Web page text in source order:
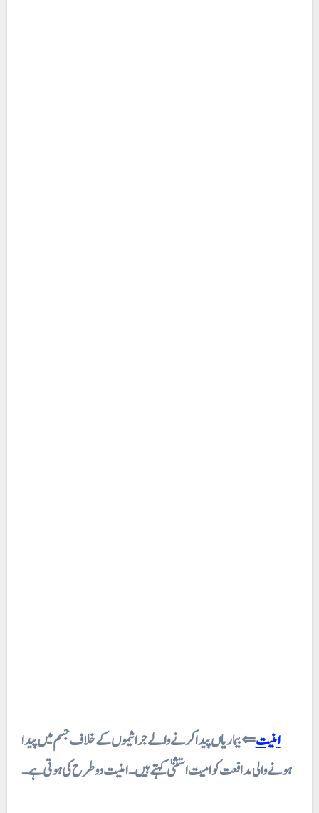
امنیت⇐بیماریاں پیدا کرنے والے جراثیموں کے خلاف جسم میں پیدا
ہونے والی مدافعت کو امیت استثنیٰ کہتے ہیں۔ امنیت دو طرح کی ہوتی ہے۔